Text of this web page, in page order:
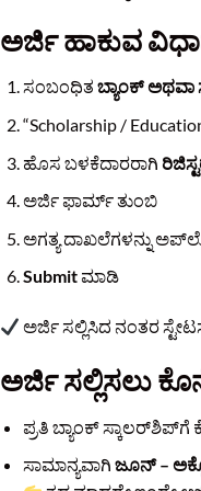
ಅರ್ಜಿ ಹಾಕುವ
ಸಂಬಂಧಿತ ಬ್ಯಾಂಕ್
“Scholarship /
ಹೊಸ ಬಳಕೆದಾರರಾಗಿ
ಅರ್ಜಿ ಫಾರ್ಮ್ ತುಂಬಿ
ಅಗತ್ಯ ದಾಖಲೆಗಳನ್ನು
Submitಮಾಡಿ
ಅರ್ಜಿ ಸಲ್ಲಿಸಿದ ನಂತರ
ಅರ್ಜಿ ಸಲ್ಲಿಸಲು
ಪ್ರತಿ ಬ್ಯಾಂಕ್ ಸ್ಕಾಲರ್‌ಶಿಪ್‌ಗೆ
ಸಾಮಾನ್ಯವಾಗಿ ಜೂನ್ –